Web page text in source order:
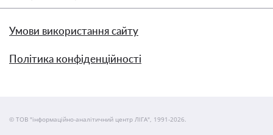
Умови використання сайту
Політика конфіденційності
© ТОВ "інформаційно-аналітичний центр ЛІГА", 1991-2026.